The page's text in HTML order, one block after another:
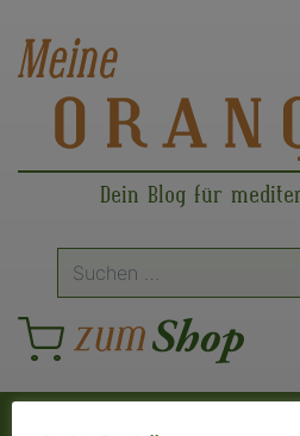
Dein Blog für
Suche
nach: